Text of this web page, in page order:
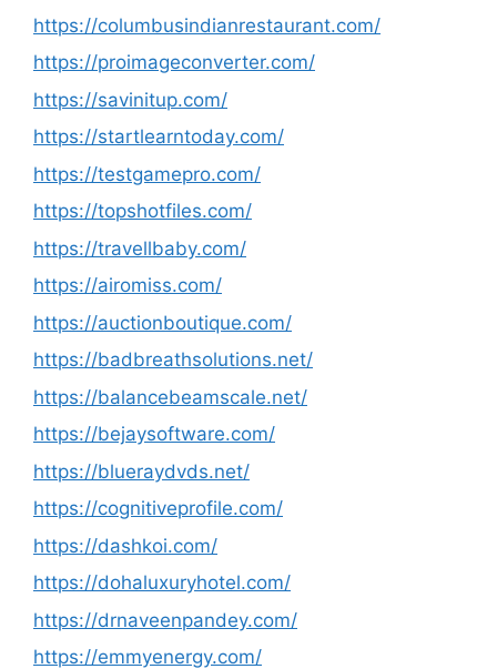
https://columbusindianrestaurant.com/
https://proimageconverter.com/
https://savinitup.com/
https://startlearntoday.com/
https://testgamepro.com/
https://topshotfiles.com/
https://travellbaby.com/
https://airomiss.com/
https://auctionboutique.com/
https://badbreathsolutions.net/
https://balancebeamscale.net/
https://bejaysoftware.com/
https://blueraydvds.net/
https://cognitiveprofile.com/
https://dashkoi.com/
https://dohaluxuryhotel.com/
https://drnaveenpandey.com/
https://emmyenergy.com/